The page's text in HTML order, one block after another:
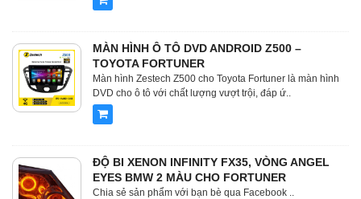
MÀN HÌNH Ô TÔ DVD ANDROID Z500 –
TOYOTA FORTUNER
Màn hình Zestech Z500 cho Toyota Fortuner là màn hình
DVD cho ô tô với chất lượng vượt trội, đáp ứ..
ĐỘ BI XENON INFINITY FX35, VÒNG ANGEL
EYES BMW 2 MÀU CHO FORTUNER
Chia sẻ sản phẩm với bạn bè qua Facebook ..